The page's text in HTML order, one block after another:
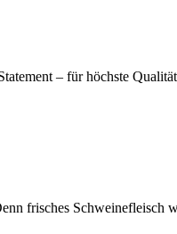
– für höchste
frisches Schweinefleisch